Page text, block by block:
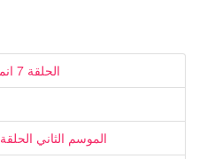
انمي Kamichama Karin الحلقة 7 انمي ستارز
انمي Kakuriyo No Yadomeshi الموسم الثاني الحلقة 1